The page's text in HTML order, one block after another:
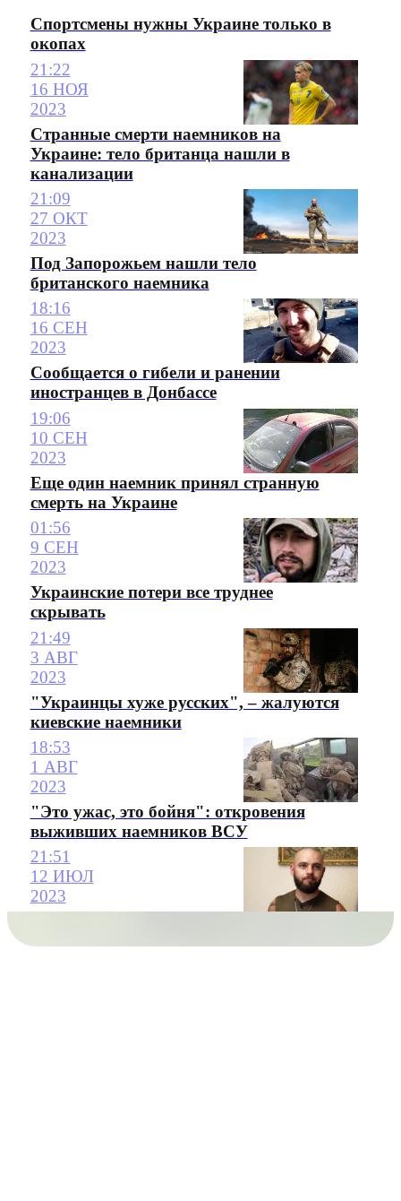
Спортсмены нужны Украине только в
окопах
21:22
16 НОЯ
2023
Странные смерти наемников на
Украине: тело британца нашли в
канализации
21:09
27 ОКТ
2023
Под Запорожьем нашли тело
британского наемника
18:16
16 СЕН
2023
Сообщается о гибели и ранении
иностранцев в Донбассе
19:06
10 СЕН
2023
Еще один наемник принял странную
смерть на Украине
01:56
9 СЕН
2023
Украинские потери все труднее
скрывать
21:49
3 АВГ
2023
"Украинцы хуже русских", – жалуются
киевские наемники
18:53
1 АВГ
2023
"Это ужас, это бойня": откровения
выживших наемников ВСУ
21:51
12 ИЮЛ
2023